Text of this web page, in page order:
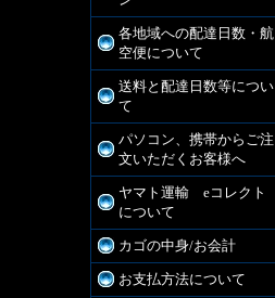
各地域への配達日数・航
空便について
送料と配達日数等につい
て
パソコン、携帯からご注
文いただくお客様へ
ヤマト運輸 eコレクト
について
カゴの中身/お会計
お支払方法について